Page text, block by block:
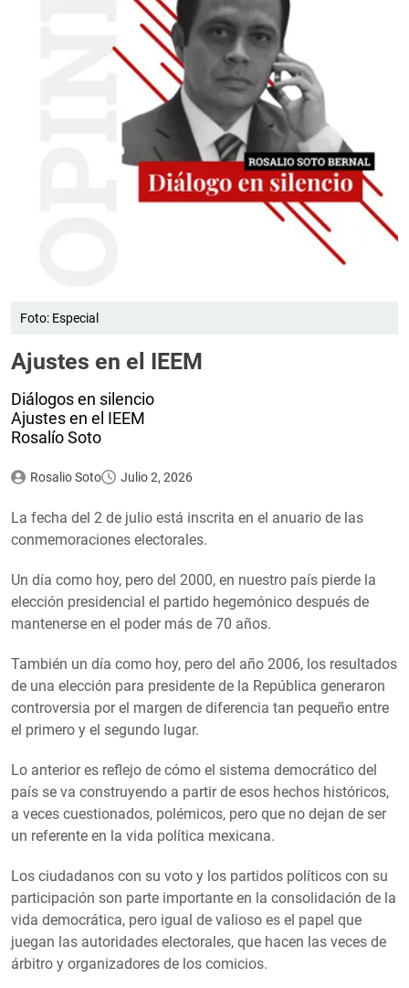
Foto: Especial
Ajustes en el IEEM
Diálogos en silencio
Ajustes en el IEEM
Rosalío Soto
Rosalio Soto Julio 2, 2026
La fecha del 2 de julio está inscrita en el anuario de las
conmemoraciones electorales.
Un día como hoy, pero del 2000, en nuestro país pierde la
elección presidencial el partido hegemónico después de
mantenerse en el poder más de 70 años.
También un día como hoy, pero del año 2006, los resultados
de una elección para presidente de la República generaron
controversia por el margen de diferencia tan pequeño entre
el primero y el segundo lugar.
Lo anterior es reflejo de cómo el sistema democrático del
país se va construyendo a partir de esos hechos históricos,
a veces cuestionados, polémicos, pero que no dejan de ser
un referente en la vida política mexicana.
Los ciudadanos con su voto y los partidos políticos con su
participación son parte importante en la consolidación de la
vida democrática, pero igual de valioso es el papel que
juegan las autoridades electorales, que hacen las veces de
árbitro y organizadores de los comicios.